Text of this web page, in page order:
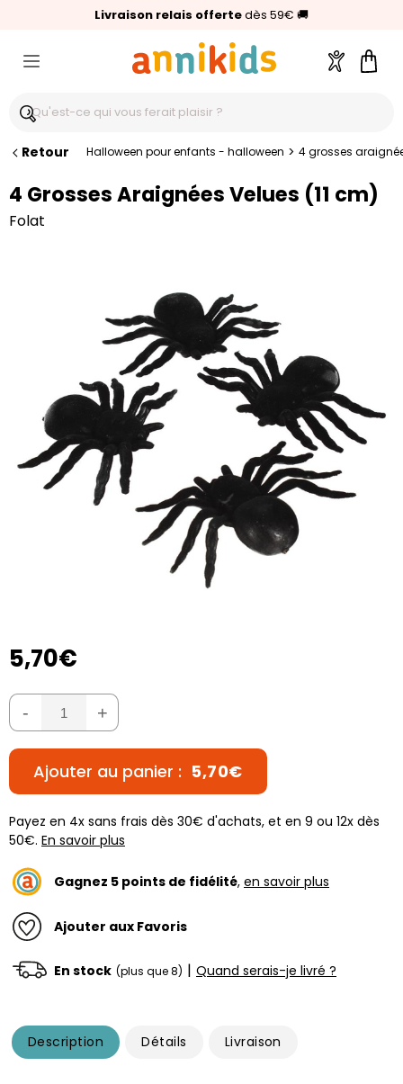
Livraison relais offertedès 59€ 🚚
🥇Palmarès Capital 2025 :Annikids N°1
⭐⭐⭐⭐⭐4,6/5(24 000 avis clients)
Compte
Retour Halloween pour enfants - halloween > 4 grosses
4 Grosses Araignées Velues (11 cm)
Folat
5,70€
- +
Ajouter au panier : 5,70€
Payez en 4x sans frais dès 30€ d'achats, et en 9 ou 12x dès
50€. En savoir plus
Gagnez 5 points de fidélité, en savoir plus
Ajouter aux Favoris
En stock (plus que 8) | Quand serais-je livré ?
Description Détails Livraison